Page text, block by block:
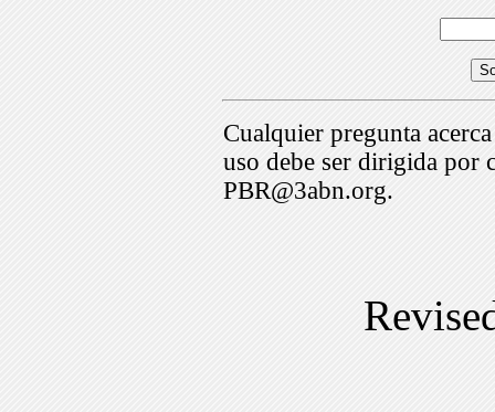
Cualquier pregunta
uso debe ser dirigida por
PBR@3abn.org.